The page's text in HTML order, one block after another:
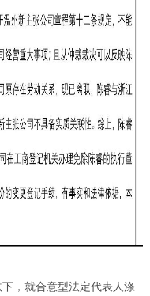
，就合意型法定代表人涤